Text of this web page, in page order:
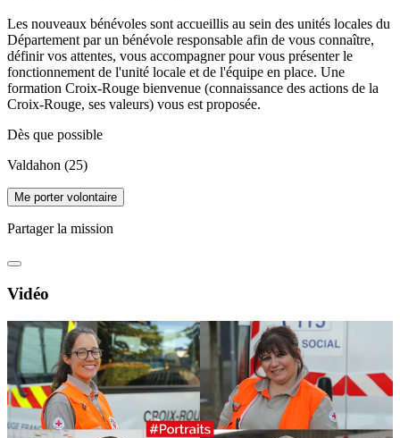
Les nouveaux bénévoles sont accueillis au sein des unités locales du
Département par un bénévole responsable afin de vous connaître,
définir vos attentes, vous accompagner pour vous présenter le
fonctionnement de l'unité locale et de l'équipe en place. Une
formation Croix-Rouge bienvenue (connaissance des actions de la
Croix-Rouge, ses valeurs) vous est proposée.
Dès que possible
Valdahon (25)
Me porter volontaire
Partager la mission
Vidéo